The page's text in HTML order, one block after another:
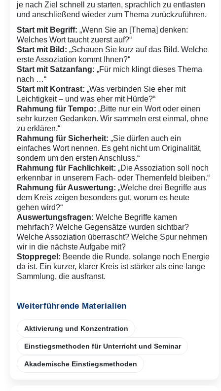
je nach Ziel schnell zu starten, sprachlich zu entlasten
und anschließend wieder zum Thema zurückzuführen.
Start mit Begriff: „Wenn Sie an [Thema] denken:
Welches Wort taucht zuerst auf?“
Start mit Bild: „Schauen Sie kurz auf das Bild. Welche
erste Assoziation kommt Ihnen?“
Start mit Satzanfang: „Für mich klingt dieses Thema
nach …“
Start mit Kontrast: „Was verbinden Sie eher mit
Leichtigkeit – und was eher mit Hürde?“
Rahmung für Tempo: „Bitte nur ein Wort oder einen
sehr kurzen Gedanken. Wir sammeln erst einmal, ohne
zu erklären.“
Rahmung für Sicherheit: „Sie dürfen auch ein
einfaches Wort nennen. Es geht nicht um Originalität,
sondern um den ersten Anschluss.“
Rahmung für Fachlichkeit: „Die Assoziation soll noch
erkennbar in unserem Fach- oder Themenfeld bleiben.“
Rahmung für Auswertung: „Welche drei Begriffe aus
dem Kreis zeigen besonders gut, worum es heute
gehen wird?“
Auswertungsfragen: Welche Begriffe kamen
mehrfach? Welche Gegensätze wurden sichtbar?
Welche Assoziation überrascht? Welche Spur nehmen
wir in die nächste Aufgabe mit?
Stoppregel: Beende die Runde, solange noch Energie
da ist. Ein kurzer, klarer Kreis ist stärker als eine lange
Sammlung, die ausfranst.
Weiterführende Materialien
Aktivierung und Konzentration
Einstiegsmethoden für Unterricht und Seminar
Akademische Einstiegsmethoden